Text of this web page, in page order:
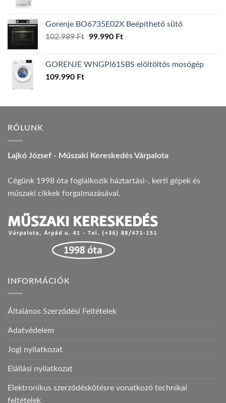
Gorenje BO6735E02X Beépíthető sütő
102.989Ft Original
102.989 Ft.
99.990 FtCurrent
99.990 Ft.
GORENJE WNGPI61SBS elöltöltős mosógép
109.990 Ft
RÓLUNK
Lajkó József - Műszaki Kereskedés Várpalota
Cégünk 1998 óta foglalkozik háztartási-, kerti gépek és
műszaki cikkek forgalmazásával.
INFORMÁCIÓK
Általános Szerződési Feltételek
Adatvédelem
Jogi nyilatkozat
Elállási nyilatkozat
Elektronikus szerződéskötésre vonatkozó technikai
feltételek